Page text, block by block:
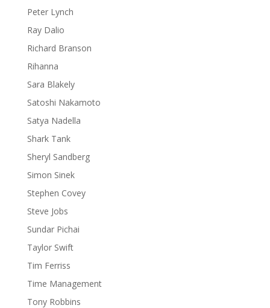
Peter Lynch
Ray Dalio
Richard Branson
Rihanna
Sara Blakely
Satoshi Nakamoto
Satya Nadella
Shark Tank
Sheryl Sandberg
Simon Sinek
Stephen Covey
Steve Jobs
Sundar Pichai
Taylor Swift
Tim Ferriss
Time Management
Tony Robbins